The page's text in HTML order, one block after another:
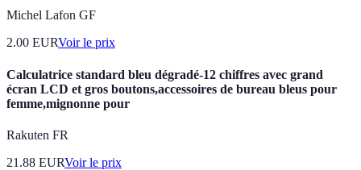
Michel Lafon GF
2.00 EURVoir le prix
Calculatrice standard bleu dégradé-12 chiffres avec grand
écran LCD et gros boutons,accessoires de bureau bleus pour
femme,mignonne pour
Rakuten FR
21.88 EURVoir le prix